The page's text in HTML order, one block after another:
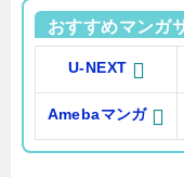
おすすめマンガ
U-NEXT
Amebaマンガ